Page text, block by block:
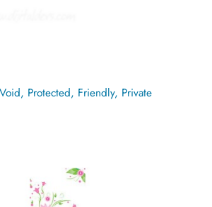
Protected, Friendly, Private